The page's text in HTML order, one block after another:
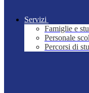
Servizi
Famiglie e
Personale
Percorsi di